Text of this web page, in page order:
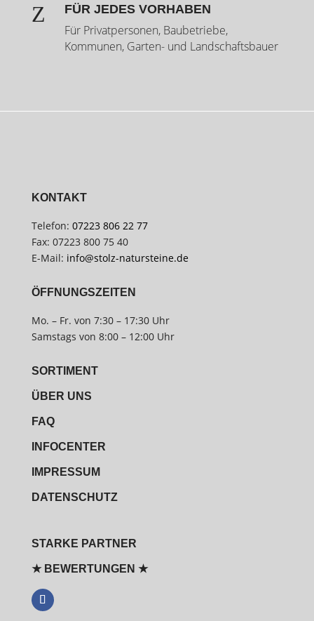
Z FÜR JEDES VORHABEN
Für Privatpersonen, Baubetriebe,
Kommunen, Garten- und Landschaftsbauer
KONTAKT
Telefon: 07223 806 22 77
Fax: 07223 800 75 40
E-Mail: info@stolz-natursteine.de
ÖFFNUNGSZEITEN
Mo. – Fr. von 7:30 – 17:30 Uhr
Samstags von 8:00 – 12:00 Uhr
SORTIMENT
ÜBER UNS
FAQ
INFOCENTER
IMPRESSUM
DATENSCHUTZ
STARKE PARTNER
★ BEWERTUNGEN ★